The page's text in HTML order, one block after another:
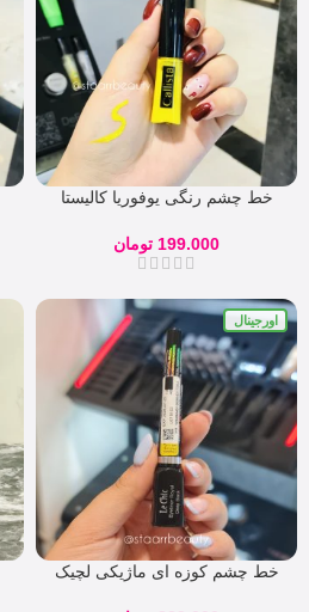
خط چشم رنگی یوفوریا کالیستا
199.000 تومان
اورجینال
خط چشم كوزه ای ماژیکی لچیک